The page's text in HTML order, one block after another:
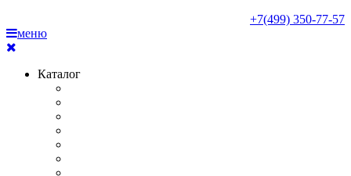
+7(499) 350-77-57
меню
Каталог